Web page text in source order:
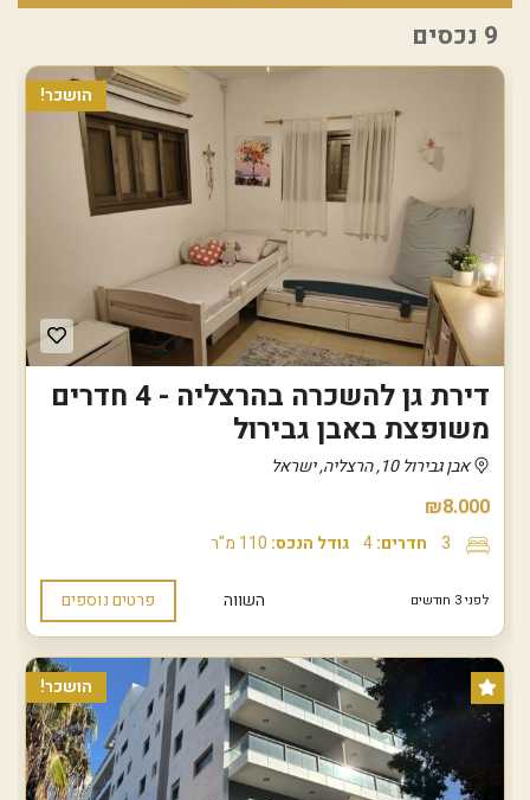
9 נכסים
הושכר!
דירת גן להשכרה בהרצליה - 4 חדרים
משופצת באבן גבירול
אבן גבירול 10, הרצליה, ישראל
₪8.000
3 חדרים:4 גודל הנכס: 110 מ"ר
לפני 3 חודשים השווה פרטים נוספים
הושכר!